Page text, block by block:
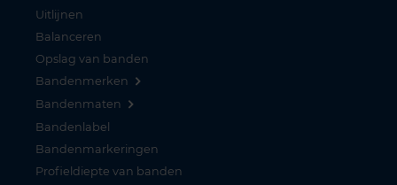
Uitlijnen
Balanceren
Opslag van banden
Bandenmerken
Bandenmaten
Bandenlabel
Bandenmarkeringen
Profieldiepte van banden